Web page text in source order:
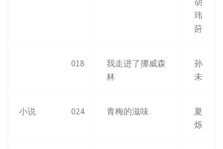
玮
莳
018
我走进了挪威森
林
孙
未
小说 024 青梅的滋味
夏
烁